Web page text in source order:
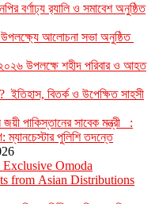
বর্ণাঢ্য র‍্যালি ও সমাবেশ অনুষ্ঠিত
আলোচনা সভা অনুষ্ঠিত
উপলক্ষে শহীদ পরিবার ও আহত
ইতিহাস, বিতর্ক ও উপেক্ষিত সাহসী
জয়ী পাকিস্তানের সাবেক মন্ত্রী :
পুলিশি তদন্তে
Omoda
from Asian Distributions